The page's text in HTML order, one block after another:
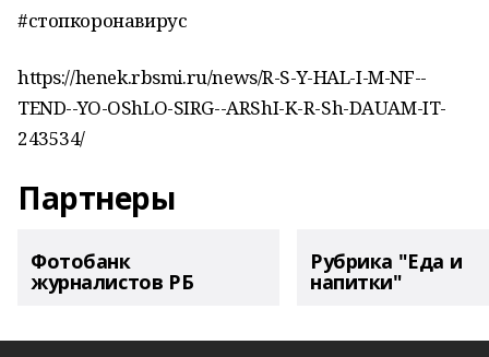
#стопкоронавирус
https://henek.rbsmi.ru/news/R-S-Y-HAL-I-M-NF--
TEND--YO-OShLO-SIRG--ARShI-K-R-Sh-DAUAM-IT-
243534/
Партнеры
Фотобанк
журналистов РБ
Рубрика "Еда и
напитки"